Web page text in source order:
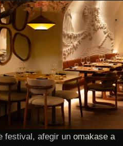
festival, afegir un omakase a